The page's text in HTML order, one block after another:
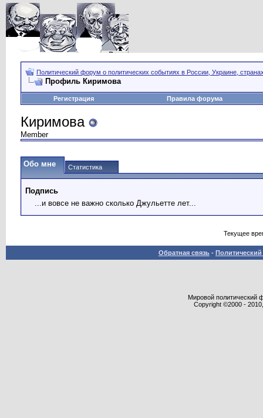
Политический форум о политических событиях в России, Украине,
Профиль Киримова
Регистрация Правила форума
Киримова
Member
Обо мне Статистика
Подпись
...и вовсе не важно сколько Джульетте лет...
Текущее
Обратная связь -
Мировой политический
Copyright ©2000 -